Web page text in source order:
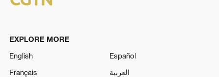
EXPLORE MORE
English
Español
Français
العربية